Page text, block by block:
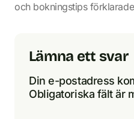
och bokningstips
Lämna ett svar
Din e-postadress
Obligatoriska fält är